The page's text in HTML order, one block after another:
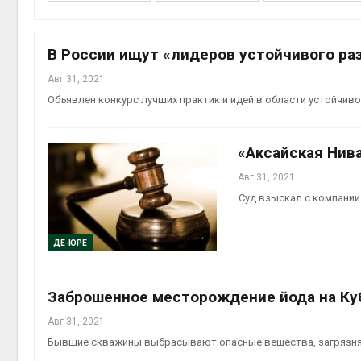
В России ищут «лидеров устойчивого
Авг 31, 2021
Объявлен конкурс лучших практик и идей в области
ДЕ-ЮРЕ
«Аксайская
Авг 31, 2021
Суд взыскал с
Заброшенное месторождение йода на
Авг 31, 2021
Бывшие скважины выбрасывают опасные вещества,
Авг 6,